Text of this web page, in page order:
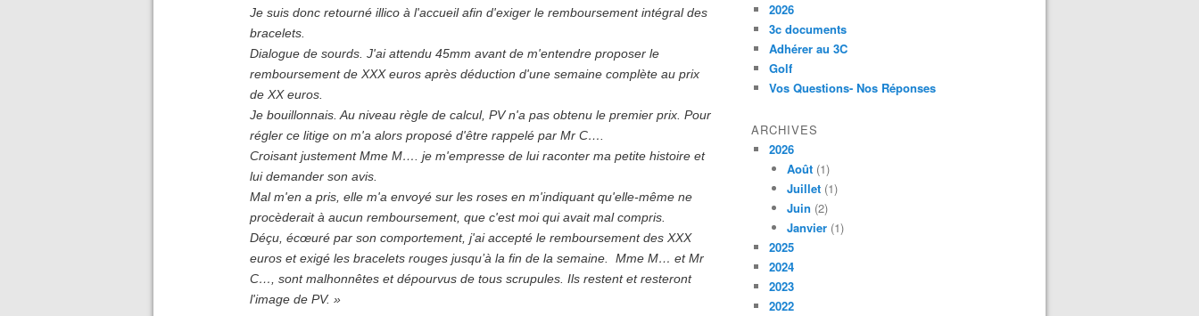
Je suis donc retourné illico à l'accueil afin d'exiger le remboursement intégral des
bracelets.
Dialogue de sourds. J'ai attendu 45mm avant de m'entendre proposer le
remboursement de XXX euros après déduction d'une semaine complète au prix
de XX euros.
Je bouillonnais. Au niveau règle de calcul, PV n'a pas obtenu le premier prix. Pour
régler ce litige on m'a alors proposé d'être rappelé par Mr C….
Croisant justement Mme M…. je m'empresse de lui raconter ma petite histoire et
lui demander son avis.
Mal m'en a pris, elle m'a envoyé sur les roses en m'indiquant qu'elle-même ne
procèderait à aucun remboursement, que c'est moi qui avait mal compris.
Déçu, écœuré par son comportement, j'ai accepté le remboursement des XXX
euros et exigé les bracelets rouges jusqu’à la fin de la semaine. Mme M… et Mr
C…, sont malhonnêtes et dépourvus de tous scrupules. Ils restent et resteront
l'image de PV. »
2026
3c documents
Adhérer au 3C
Golf
Vos Questions- Nos Réponses
ARCHIVES
2026
Août (1)
Juillet (1)
Juin (2)
Janvier (1)
2025
2024
2023
2022